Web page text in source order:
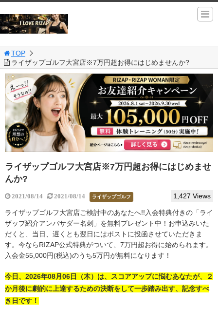
TOP
ライザップゴルフ大宮店※7万円超お得にはじめませんか?
ライザップゴルフ大宮店※7万円超お得にはじめませ
んか?
2021/08/14 2021/08/14 ライザップゴルフ 1,427 Views
ライザップゴルフ大宮店ご検討中のあなたへ!!入会特典付きの「ライ
ザップ紹介アンバサダー名刺」を無料プレゼント中！お申込みいた
だくと、当日、遅くとも翌日にはポストに投函させていただきま
す。今ならRIZAP公式特典がついて、7万円超お得に始められます。
入会金55,000円(税込)のうち5万円が無料になります！
今日、 2026年08月06日（木） は、スコアアップに悩むあなたが、２
か月後に劇的に上達するための決断をして一歩踏み出す、記念すべ
き日です！